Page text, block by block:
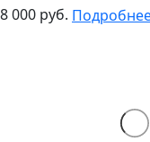
8 000 руб.